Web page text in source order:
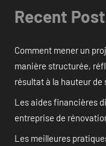
Recent
Comment mener un
manière structurée,
résultat à la hauteur de
Les aides financières
entreprise de
Les meilleures